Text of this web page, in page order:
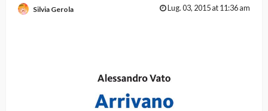
Silvia Gerola Lug. 03, 2015 at 11:36 am